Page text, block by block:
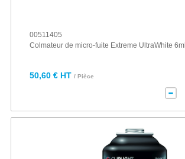
00511405
Colmateur de micro-fuite Extreme UltraWhite 6ml
50,60 € HT / Pièce